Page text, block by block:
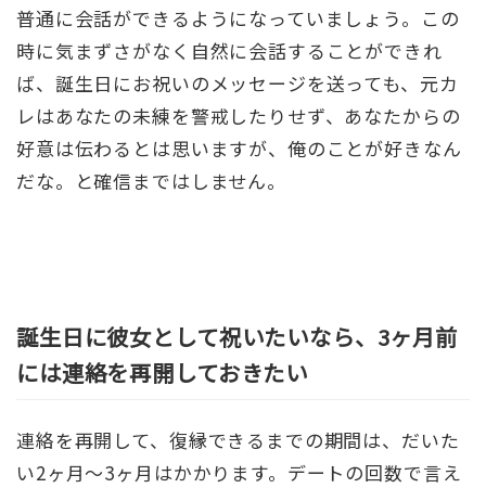
普通に会話ができるようになっていましょう。この
時に気まずさがなく自然に会話することができれ
ば、誕生日にお祝いのメッセージを送っても、元カ
レはあなたの未練を警戒したりせず、あなたからの
好意は伝わるとは思いますが、俺のことが好きなん
だな。と確信まではしません。
誕生日に彼女として祝いたいなら、3ヶ月前
には連絡を再開しておきたい
連絡を再開して、復縁できるまでの期間は、だいた
い2ヶ月〜3ヶ月はかかります。デートの回数で言え